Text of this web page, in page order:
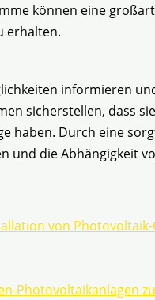
können eine
erhalten.
informieren
sicherstellen, dass
Durch eine
die Abhängigkeit
von
Photovoltaikanlagen